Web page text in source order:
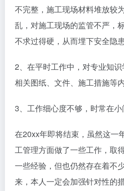
不完整，施工现场材料堆放较
乱，对施工现场的监管不严，
不求过得硬，从而埋下安全隐患
2、在平时工作中，对专业知
相关图纸、文件、施工措施等
3、工作细心度不够，时常在小
在20xx年即将结束，虽然这一
工管理方面做了一些工作，取
一些经验，但也仍然存在着不
来，本人一定会加强针对性的